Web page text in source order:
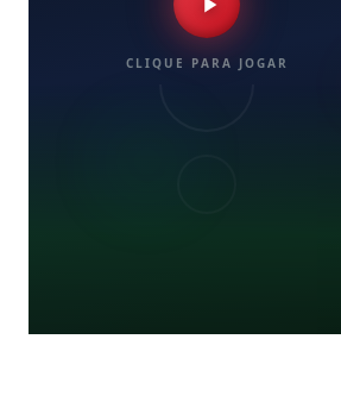
CLIQUE PARA JOGAR